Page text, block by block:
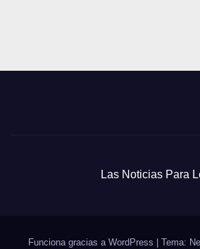
Las Noticias Para
Funciona gracias a WordPress Tema: